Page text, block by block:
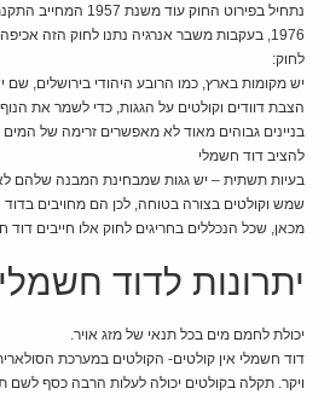
נתחיל בפירוט החוק
1976, בעקבות משבר אנרגיה נתנו לחוק הזה
לחוק:
יש מקומות בארץ, כמו הרובע היהודי בירושלים,
הצבת דוודים וקולטים על הגגות, כדי לשמר את הנוף.
בניינים גבוהים מאוד לא מאפשרים זרימה של המים
להציב דוד חשמלי
בעיות תשתית – יש גגות שמבחינת המבנה שלהם לא
שמש וקולטים בצורה בטוחה, לכן הם מחויבים
מכאן, שכל הנכללים בחריגים לחוק אלו חייבים דוד
יתרונות לדוד חשמלי
יכולת לחמם מים בכל תנאי של מזג אויר.
דוד חשמלי אין קולטים- הקולטים במערכת
ויקר. תקלה בקולטים יכולה לעלות הרבה כסף לשם